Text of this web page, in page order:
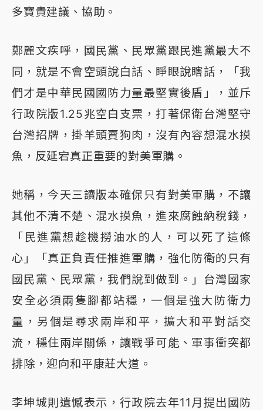
多寶貴建議、協助。
鄭麗文疾呼，國民黨、民眾黨跟民進黨最大不
同，就是不會空頭說白話、睜眼說瞎話，「我
們才是中華民國國防力量最堅實後盾」，並斥
行政院版1.25兆空白支票，打著保衛台灣堅守
台灣招牌，掛羊頭賣狗肉，沒有內容想混水摸
魚，反延宕真正重要的對美軍購。
她稱，今天三讀版本確保只有對美軍購，不讓
其他不清不楚、混水摸魚，進來腐蝕納稅錢，
「民進黨想趁機撈油水的人，可以死了這條
心」「真正負責任推進軍購，強化防衛的只有
國民黨、民眾黨，我們說到做到。」台灣國家
安全必須兩隻腳都站穩，一個是強大防衛力
量，另個是尋求兩岸和平，擴大和平對話交
流，穩住兩岸關係，讓戰爭可能、軍事衝突都
排除，迎向和平康莊大道。
李坤城則遺憾表示，行政院去年11月提出國防